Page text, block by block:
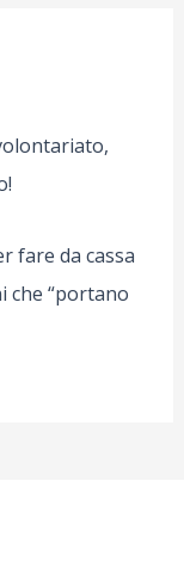
fare da cassa
che “portano